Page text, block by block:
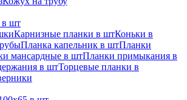
в шт
Карнизные планки в штКоньки в
Планка капельник в штПланки
мансардные в штПланки примыкания в
в штТорцевые планки в